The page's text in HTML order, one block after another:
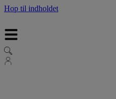
Hop til indholdet